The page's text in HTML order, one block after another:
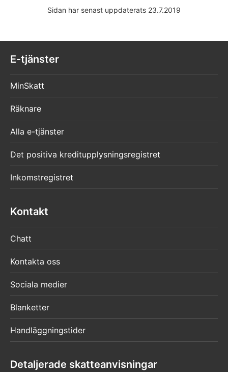
Sidan har senast uppdaterats 23.7.2019
E-tjänster
MinSkatt
Räknare
Alla e-tjänster
Det positiva kreditupplysningsregistret
Inkomstregistret
Kontakt
Chatt
Kontakta oss
Sociala medier
Blanketter
Handläggningstider
Detaljerade skatteanvisningar